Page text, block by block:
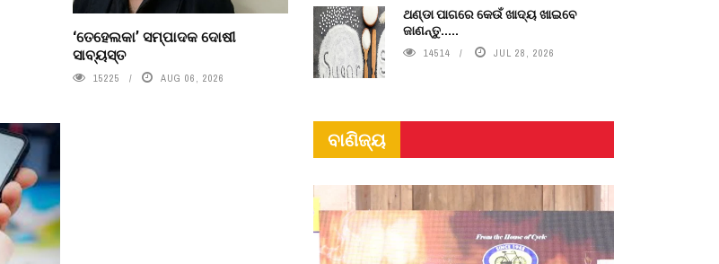
‘ତେହେଲକା’ ସମ୍ପାଦକ ଦୋଷୀ
ସାବ୍ୟସ୍ତ
15225 AUG 06, 2026
ଥଣ୍ଡା ପାଗରେ କେଉଁ ଖାଦ୍ୟ ଖାଇବେ
ଜାଣନ୍ତୁ.....
14514 JUL 28, 2026
ବାଣିଜ୍ୟ